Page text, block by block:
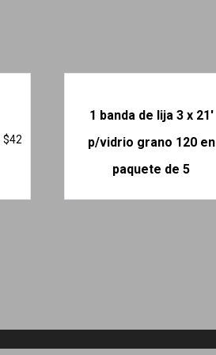
$42
1 banda de lija 3 x 21′
p/vidrio grano 120 en
paquete de 5